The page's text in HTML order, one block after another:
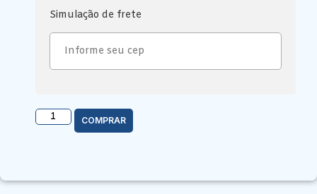
Simulação de frete
COMPRAR